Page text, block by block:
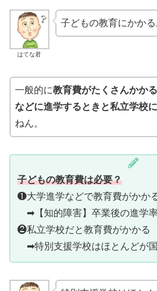
はてな君
子どもの教育にかかる
一般的に教育費がたくさんかか
などに進学するときと私立学校
ねん。
子どもの教育費は必要？
❶大学進学などで教育費がかか
➡【知的障害】卒業後の進学
❷私立学校だと教育費がかかる
➡特別支援学校はほとんどが